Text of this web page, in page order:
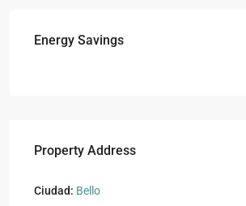
Energy Savings
Property Address
Ciudad: Bello